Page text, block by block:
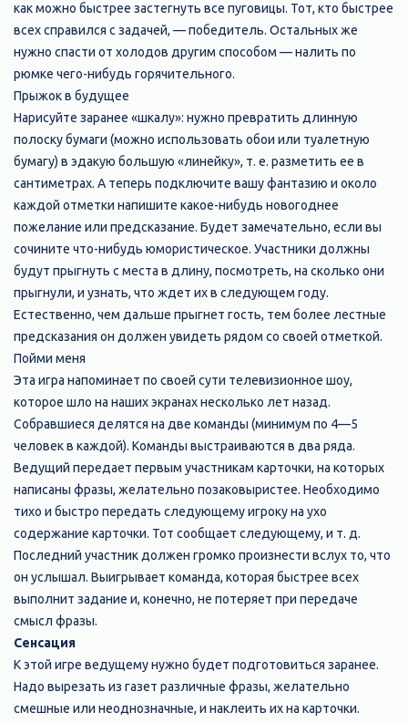
как можно быстрее застегнуть все пуговицы. Тот, кто быстрее
всех справился с задачей, — победитель. Остальных же
нужно спасти от холодов другим способом — налить по
рюмке чего-нибудь горячительного.
Прыжок в будущее
Нарисуйте заранее «шкалу»: нужно превратить длинную
полоску бумаги (можно использовать обои или туалетную
бумагу) в эдакую большую «линейку», т. е. разметить ее в
сантиметрах. А теперь подключите вашу фантазию и около
каждой отметки напишите какое-нибудь новогоднее
пожелание или предсказание. Будет замечательно, если вы
сочините что-нибудь юмористическое. Участники должны
будут прыгнуть с места в длину, посмотреть, на сколько они
прыгнули, и узнать, что ждет их в следующем году.
Естественно, чем дальше прыгнет гость, тем более лестные
предсказания он должен увидеть рядом со своей отметкой.
Пойми меня
Эта игра напоминает по своей сути телевизионное шоу,
которое шло на наших экранах несколько лет назад.
Собравшиеся делятся на две команды (минимум по 4—5
человек в каждой). Команды выстраиваются в два ряда.
Ведущий передает первым участникам карточки, на которых
написаны фразы, желательно позаковыристее. Необходимо
тихо и быстро передать следующему игроку на ухо
содержание карточки. Тот сообщает следующему, и т. д.
Последний участник должен громко произнести вслух то, что
он услышал. Выигрывает команда, которая быстрее всех
выполнит задание и, конечно, не потеряет при передаче
смысл фразы.
Сенсация
К этой игре ведущему нужно будет подготовиться заранее.
Надо вырезать из газет различные фразы, желательно
смешные или неоднозначные, и наклеить их на карточки.